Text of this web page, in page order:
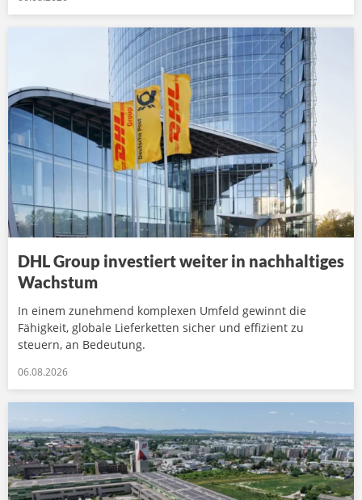
DHL Group investiert weiter in nachhaltiges
Wachstum
In einem zunehmend komplexen Umfeld gewinnt die
Fähigkeit, globale Lieferketten sicher und effizient zu
steuern, an Bedeutung.
06.08.2026